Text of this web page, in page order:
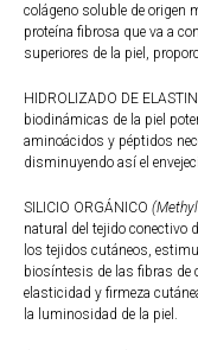
colágeno soluble de origen
proteína fibrosa que va a
superiores de la piel,
HIDROLIZADO DE
biodinámicas de la piel
aminoácidos y péptidos
disminuyendo así el
SILICIO ORGÁNICO
natural del tejido conectivo
los tejidos cutáneos,
biosíntesis de las fibras de
elasticidad y firmeza
la luminosidad de la piel.